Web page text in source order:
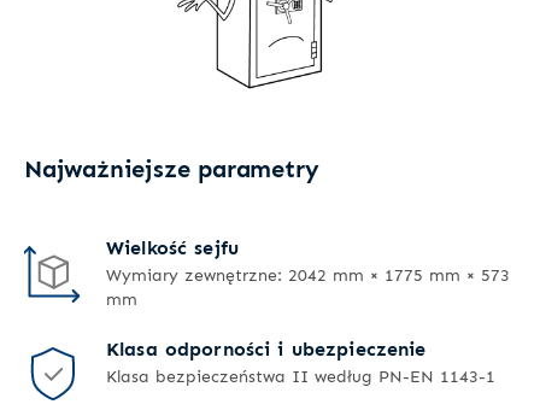
Najważniejsze parametry
Wielkość sejfu
Wymiary zewnętrzne: 2042 mm × 1775 mm × 573
mm
Klasa odporności i ubezpieczenie
Klasa bezpieczeństwa II według PN-EN 1143-1